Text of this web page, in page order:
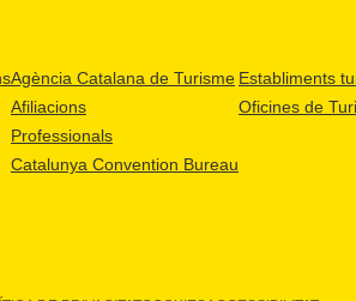
Agència Catalana de Turisme
Afiliacions
Professionals
Catalunya Convention Bureau
Establiments
Oficines de